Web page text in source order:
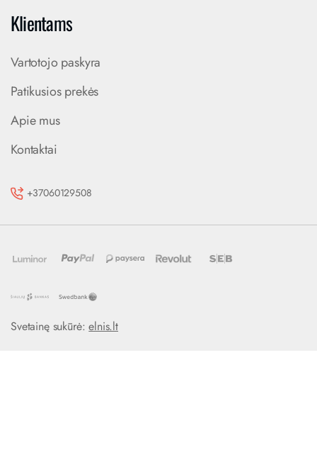
Klientams
Vartotojo paskyra
Patikusios prekės
Apie mus
Kontaktai
+37060129508
Svetainę sukūrė:elnis.lt